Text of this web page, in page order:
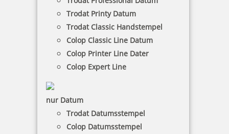
Trodat Printy Datum
Trodat Classic Handstempel
Colop Classic Line Datum
Colop Printer Line Dater
Colop Expert Line
nur Datum
Trodat Datumsstempel
Colop Datumsstempel
Colop Micro 3 Stempelkissen (90x160 mm)
7,85 €